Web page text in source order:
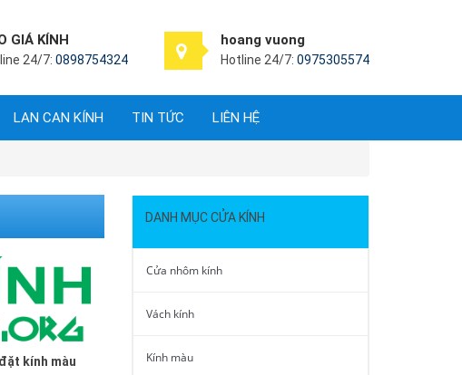
GIÁ KÍNH
24/7: 0898754324
hoang vuong
Hotline 24/7: 0975305574
LAN CAN KÍNH TIN TỨC LIÊN HỆ
kính màu
DANH MỤC CỬA KÍNH
Cửa nhôm kính
Vách kính
Kính màu